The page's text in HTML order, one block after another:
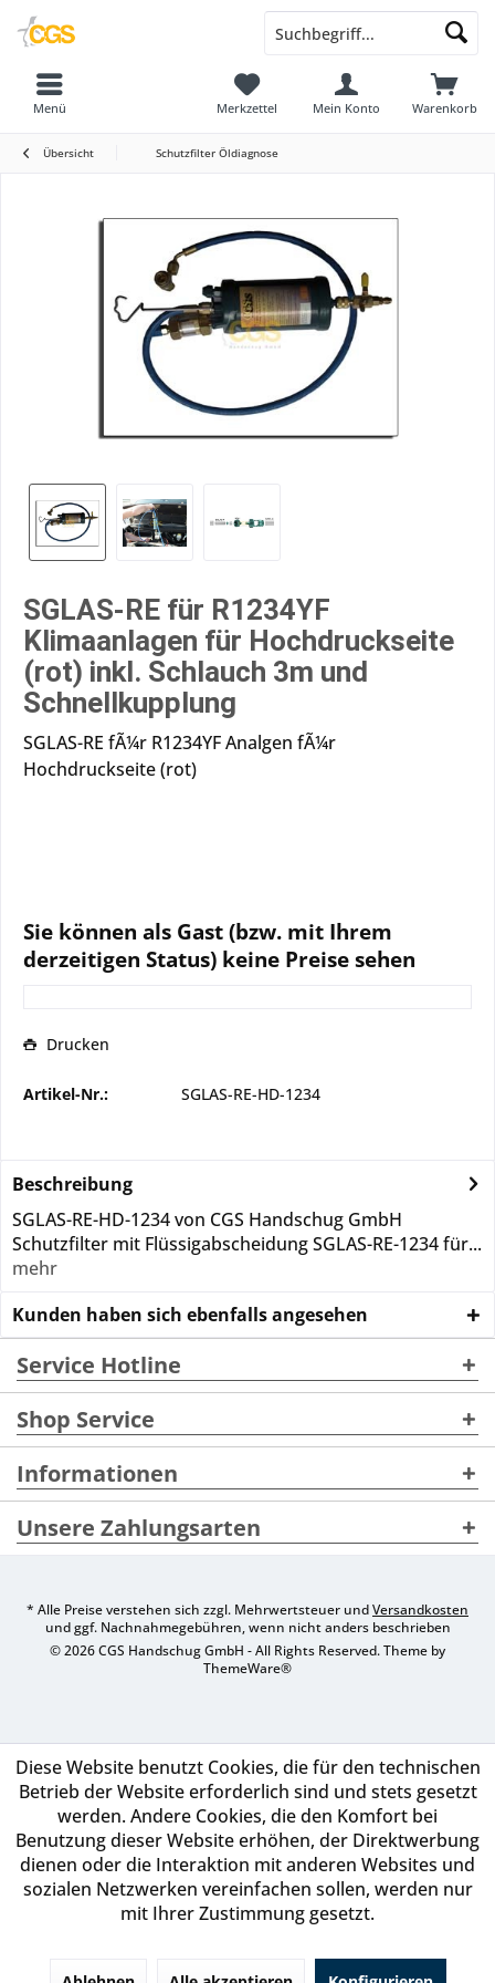
Warenkorb
Merkzettel Mein Konto
Menü
Übersicht Schutzfilter Öldiagnose
SGLAS-RE für R1234YF
Klimaanlagen für Hochdruckseite
(rot) inkl. Schlauch 3m und
Schnellkupplung
SGLAS-RE fÃ¼r R1234YF Analgen fÃ¼r
Hochdruckseite (rot)
Sie können als Gast (bzw. mit Ihrem
derzeitigen Status) keine Preise sehen
Drucken
Artikel-Nr.: SGLAS-RE-HD-1234
Beschreibung
SGLAS-RE-HD-1234 von CGS Handschug GmbH
Schutzfilter mit Flüssigabscheidung SGLAS-RE-1234 für...
mehr
Kunden haben sich ebenfalls angesehen
Service Hotline
Shop Service
Informationen
Unsere Zahlungsarten
* Alle Preise verstehen sich zzgl. Mehrwertsteuer undVersandkosten
und ggf. Nachnahmegebühren, wenn nicht anders beschrieben
© 2026 CGS Handschug GmbH - All Rights Reserved. Theme by
ThemeWare®
Diese Website benutzt Cookies, die für den technischen
Betrieb der Website erforderlich sind und stets gesetzt
werden. Andere Cookies, die den Komfort bei
Benutzung dieser Website erhöhen, der Direktwerbung
dienen oder die Interaktion mit anderen Websites und
sozialen Netzwerken vereinfachen sollen, werden nur
mit Ihrer Zustimmung gesetzt.